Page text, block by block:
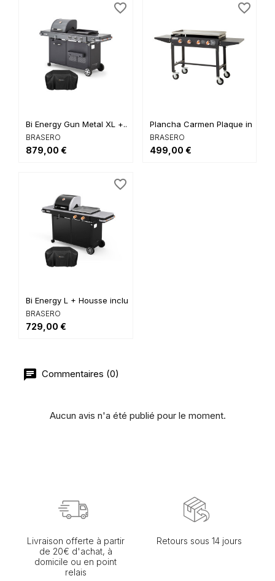
Bi Energy Gun Metal XL +...
BRASERO
879,00 €
favorite_border
Plancha Carmen Plaque inox
BRASERO
499,00 €
favorite_border
Bi Energy L + Housse incluse
BRASERO
729,00 €
favorite_border
Commentaires (0)
Aucun avis n'a été publié pour le moment.
Livraison offerte à partir
de 20€ d'achat, à
domicile ou en point
relais
Retours sous 14 jours